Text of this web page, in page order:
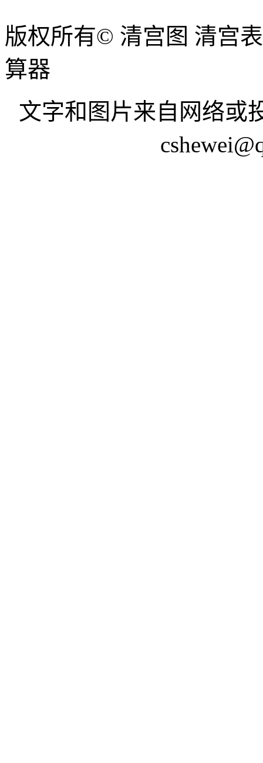
版权所有© 清宫图 清宫
算器
文字和图片来自网络或